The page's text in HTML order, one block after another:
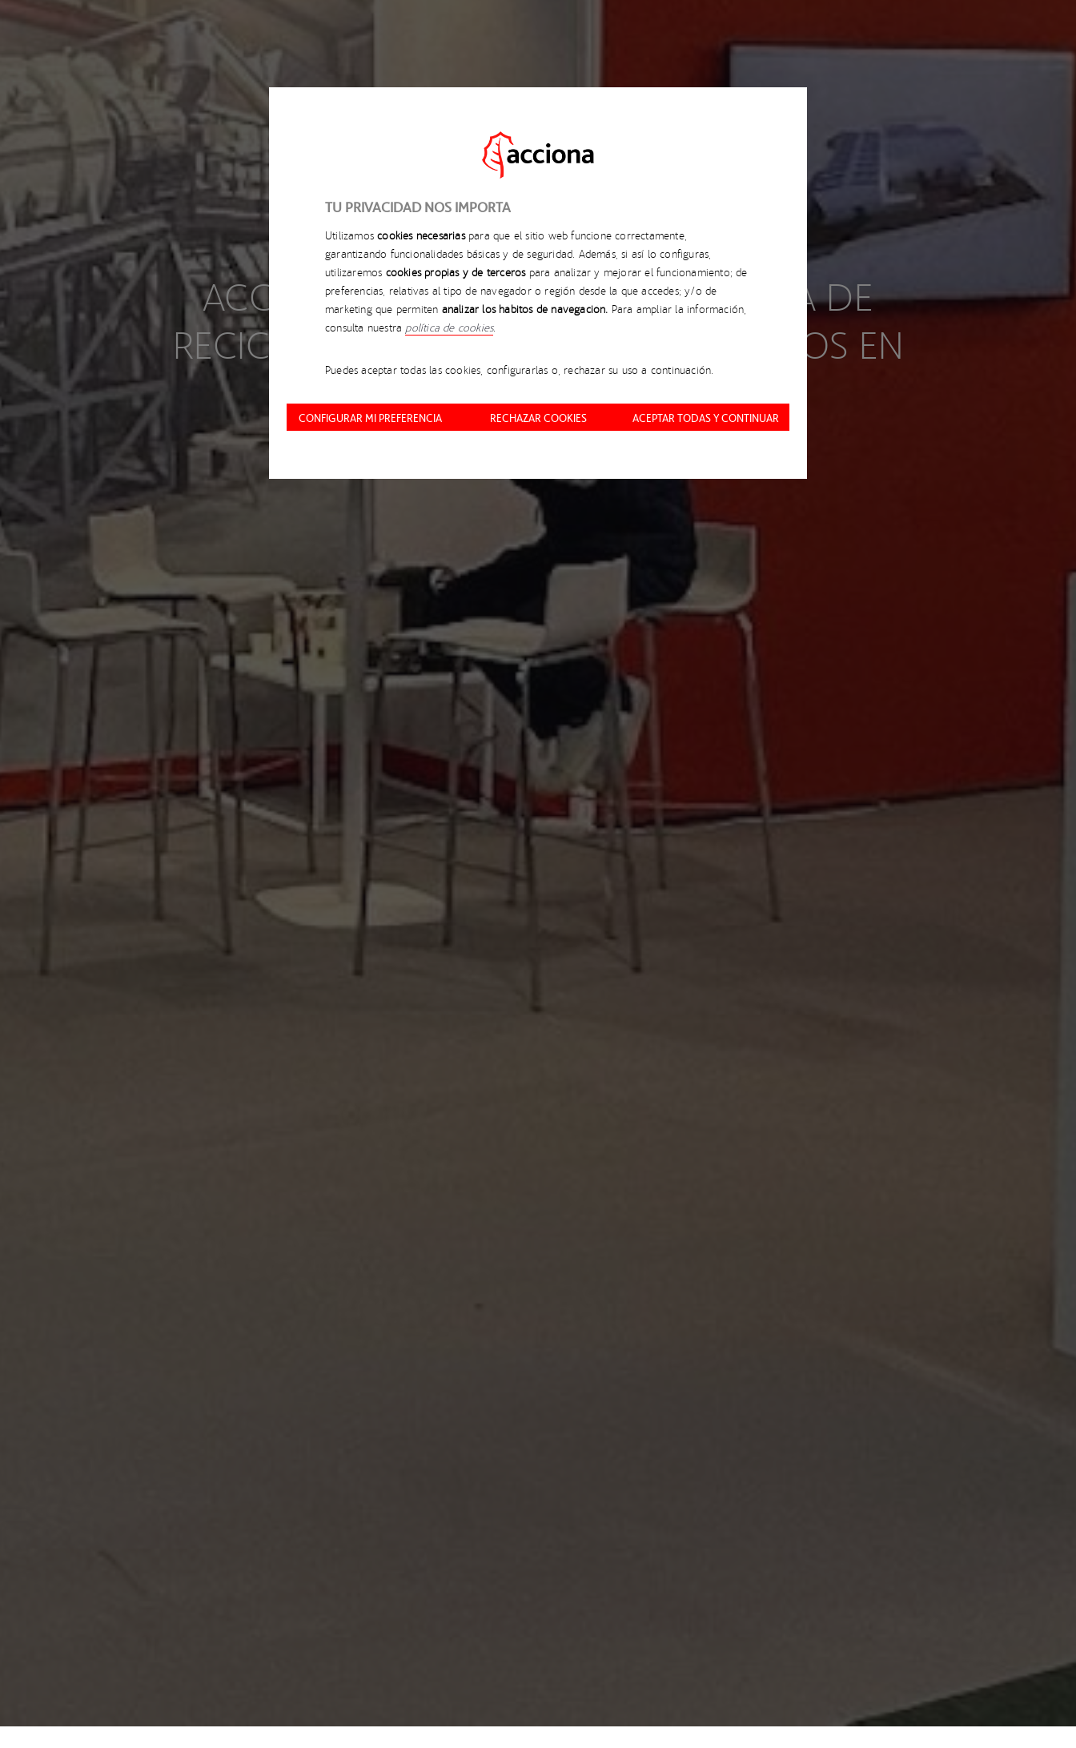
TU PRIVACIDAD NOS IMPORTA
Utilizamoscookies necesariaspara que el sitio web funcione correctamente,
garantizando funcionalidades básicas y de seguridad. Además, si así lo configuras,
utilizaremos cookies propias y de tercerospara analizar y mejorar el funcionamiento; de
preferencias, relativas al tipo de navegador o región desde la que accedes; y/o de
marketing que permiten analizar los hábitos de navegación. Para ampliar la información,
consulta nuestra política de cookies.
Puedes aceptar todas las cookies, configurarlas o, rechazar su uso a continuación.
CONFIGURAR MI PREFERENCIA RECHAZAR COOKIES ACEPTAR TODAS Y CONTINUAR
04 DE MARZO, 2025
ACCIONA PRESENTA SU TECNOLOGÍA DE
RECICLAJE DE MATERIALES COMPUESTOS EN
JEC WORLD 2025